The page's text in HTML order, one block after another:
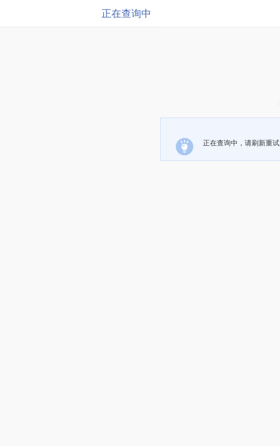
正在查询中
正在查询中，请刷新重试